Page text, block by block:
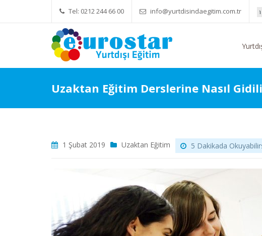
Tel: 0212 244 66 00 info@yurtdisindaegitim.com.tr
Yök Denkliği Önemli Eğitim Ücretleri
Uzaktan Eğitim Derslerine Nasıl
1 Şubat 2019 Uzaktan Eğitim 5 Dakikada